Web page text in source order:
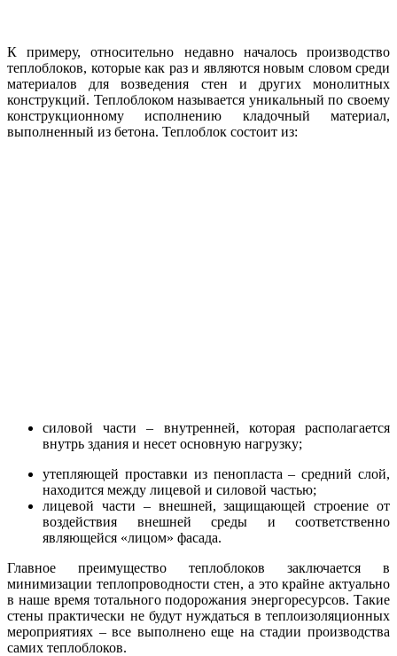
К примеру, относительно недавно началось производство
теплоблоков, которые как раз и являются новым словом среди
материалов для возведения стен и других монолитных
конструкций. Теплоблоком называется уникальный по своему
конструкционному исполнению кладочный материал,
выполненный из бетона. Теплоблок состоит из:
силовой части – внутренней, которая располагается
внутрь здания и несет основную нагрузку;
утепляющей проставки из пенопласта – средний слой,
находится между лицевой и силовой частью;
лицевой части – внешней, защищающей строение от
воздействия внешней среды и соответственно
являющейся «лицом» фасада.
Главное преимущество теплоблоков заключается в
минимизации теплопроводности стен, а это крайне актуально
в наше время тотального подорожания энергоресурсов. Такие
стены практически не будут нуждаться в теплоизоляционных
мероприятиях – все выполнено еще на стадии производства
самих теплоблоков.